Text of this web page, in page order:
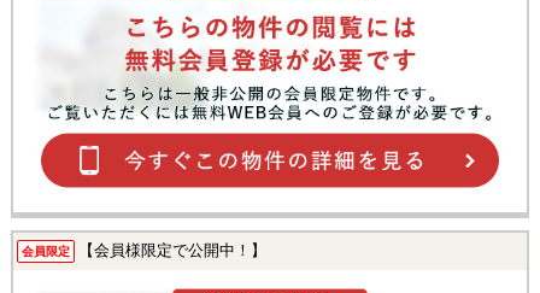
会員限定 【会員様限定で公開中！】